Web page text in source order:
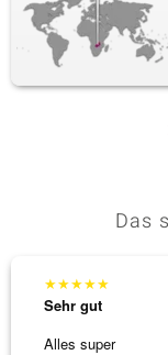
Das
★★★★★
Sehr gut
Alles super